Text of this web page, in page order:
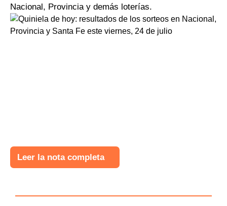
Nacional, Provincia y demás loterías.
Leer la nota completa